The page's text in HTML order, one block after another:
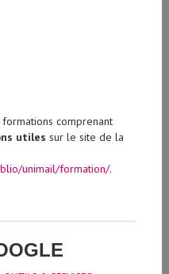
comprenant
utiles sur le site de la
unimail/formation/.